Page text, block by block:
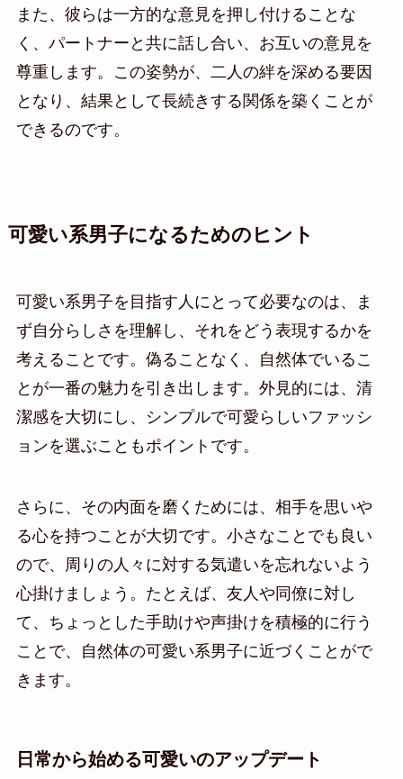
また、彼らは一方的な意見を押し付けることな
く、パートナーと共に話し合い、お互いの意見を
尊重します。この姿勢が、二人の絆を深める要因
となり、結果として長続きする関係を築くことが
できるのです。
可愛い系男子になるためのヒント
可愛い系男子を目指す人にとって必要なのは、ま
ず自分らしさを理解し、それをどう表現するかを
考えることです。偽ることなく、自然体でいるこ
とが一番の魅力を引き出します。外見的には、清
潔感を大切にし、シンプルで可愛らしいファッシ
ョンを選ぶこともポイントです。
さらに、その内面を磨くためには、相手を思いや
る心を持つことが大切です。小さなことでも良い
ので、周りの人々に対する気遣いを忘れないよう
心掛けましょう。たとえば、友人や同僚に対し
て、ちょっとした手助けや声掛けを積極的に行う
ことで、自然体の可愛い系男子に近づくことがで
きます。
日常から始める可愛いのアップデート